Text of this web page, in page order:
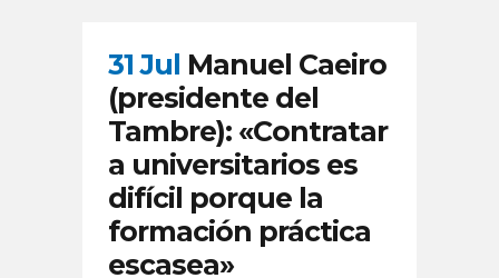
31 Jul Manuel Caeiro
(presidente del
Tambre): «Contratar
a universitarios es
difícil porque la
formación práctica
escasea»